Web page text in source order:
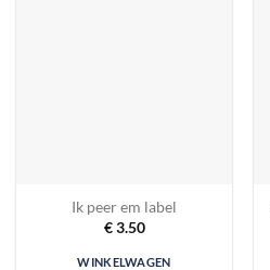
Ik peer em label
€3.50
WINKELWAGEN